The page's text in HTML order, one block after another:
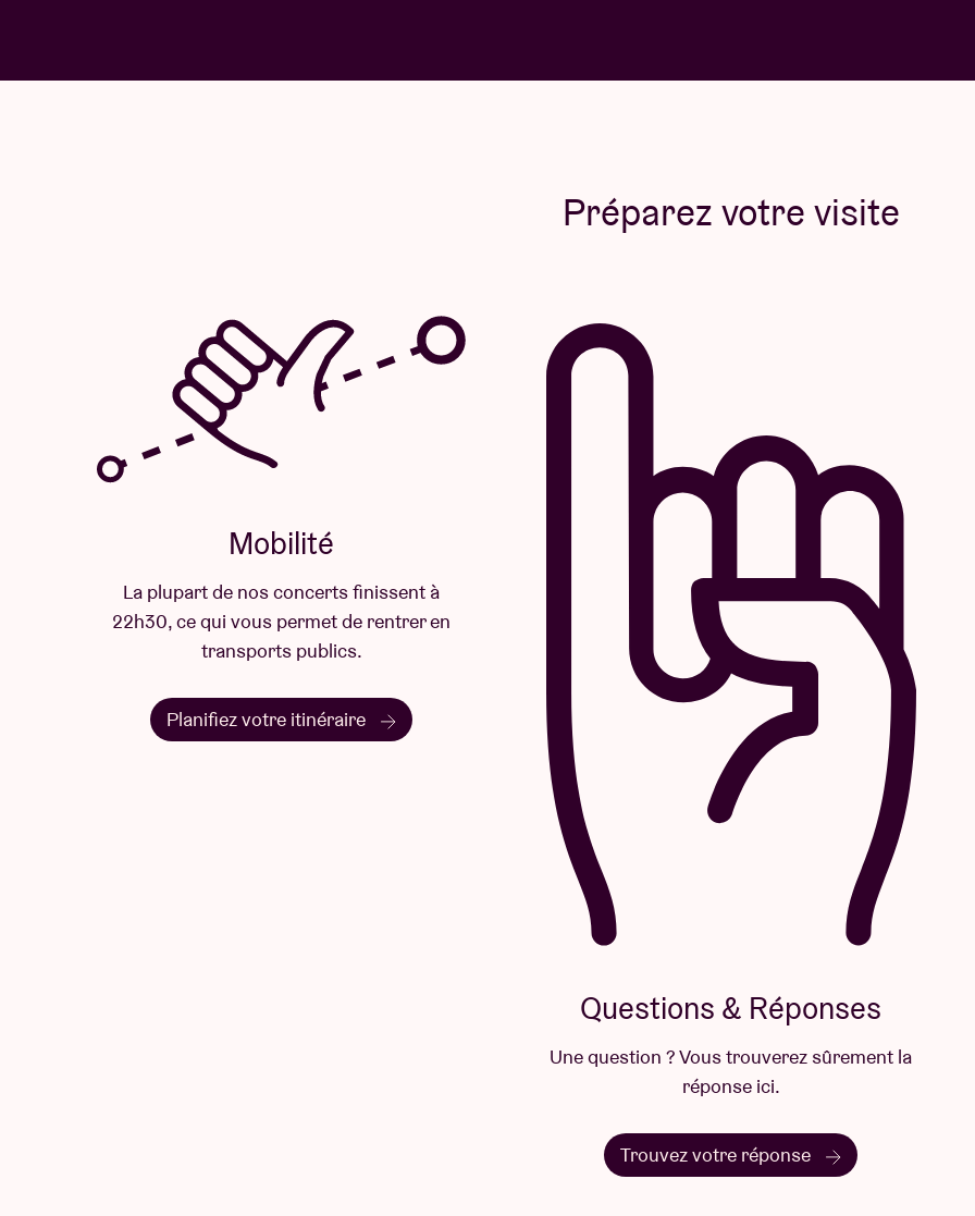
Préparez votre visite
Mobilité
La plupart de nos concerts finissent à
22h30, ce qui vous permet de rentrer en
transports publics.
Planifiez votre itinéraire
Questions & Réponses
Une question ? Vous trouverez sûrement la
réponse ici.
Trouvez votre réponse